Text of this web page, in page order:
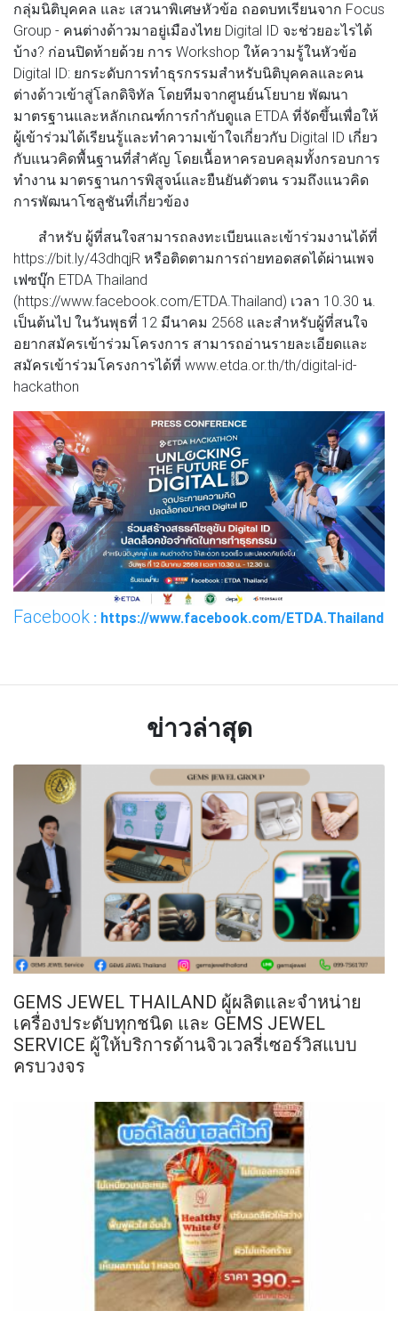
กลุ่มนิติบุคคล และ เสวนาพิเศษหัวข้อ ถอดบทเรียนจาก Focus
Group - คนต่างด้าวมาอยู่เมืองไทย Digital ID จะช่วยอะไรได้
บ้าง? ก่อนปิดท้ายด้วย การ Workshop ให้ความรู้ในหัวข้อ
Digital ID: ยกระดับการทำธุรกรรมสำหรับนิติบุคคลและคน
ต่างด้าวเข้าสู่โลกดิจิทัล โดยทีมจากศูนย์นโยบาย พัฒนา
มาตรฐานและหลักเกณฑ์การกำกับดูแล ETDA ที่จัดขึ้นเพื่อให้
ผู้เข้าร่วมได้เรียนรู้และทำความเข้าใจเกี่ยวกับ Digital ID เกี่ยว
กับแนวคิดพื้นฐานที่สำคัญ โดยเนื้อหาครอบคลุมทั้งกรอบการ
ทำงาน มาตรฐานการพิสูจน์และยืนยันตัวตน รวมถึงแนวคิด
การพัฒนาโซลูชันที่เกี่ยวข้อง
สำหรับ ผู้ที่สนใจสามารถลงทะเบียนและเข้าร่วมงานได้ที่
https://bit.ly/43dhqjR หรือติดตามการถ่ายทอดสดได้ผ่านเพจ
เฟซบุ๊ก ETDA Thailand
(https://www.facebook.com/ETDA.Thailand) เวลา 10.30 น.
เป็นต้นไป ในวันพุธที่ 12 มีนาคม 2568 และสำหรับผู้ที่สนใจ
อยากสมัครเข้าร่วมโครงการ สามารถอ่านรายละเอียดและ
สมัครเข้าร่วมโครงการได้ที่ www.etda.or.th/th/digital-id-
hackathon
Facebook : https://www.facebook.com/ETDA.Thailand
ข่าวล่าสุด
GEMS JEWEL THAILAND ผู้ผลิตและจำหน่าย
เครื่องประดับทุกชนิด และ GEMS JEWEL
SERVICE ผู้ให้บริการด้านจิวเวลรี่เซอร์วิสแบบ
ครบวงจร